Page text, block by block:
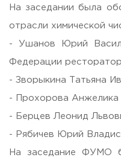
Бесплатная
Филиал ФГБОУ ВО
ЗАКАЗАТЬ
АДРЕС
ТЕЛЕФОНЫ
+7 (495) 940 83 58
На заседании была
отрасли химической
- Ушанов Юрий
Федерации
- Зворыкина Татьяна
- Прохорова Анжелика
- Берцев Леонид
- Рябичев Юрий
На заседание ФУМО